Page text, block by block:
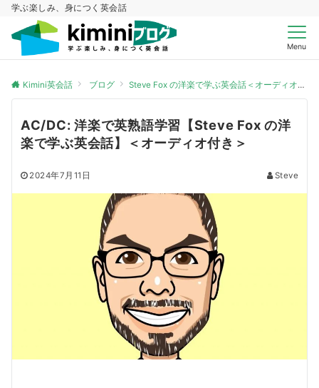
学ぶ楽しみ、身につく英会話
Menu
Kimini英会話 ブログ Steve Fox の洋楽で学ぶ英会話＜オーディオ付き＞
AC/DC: 洋楽で英熟語学習【Steve Fox の洋
楽で学ぶ英会話】＜オーディオ付き＞
2024年7月11日 Steve